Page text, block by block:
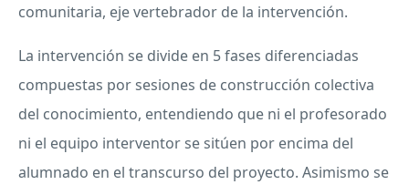
comunitaria, eje vertebrador de la intervención.
La intervención se divide en 5 fases diferenciadas
compuestas por sesiones de construcción colectiva
del conocimiento, entendiendo que ni el profesorado
ni el equipo interventor se sitúen por encima del
alumnado en el transcurso del proyecto. Asimismo se